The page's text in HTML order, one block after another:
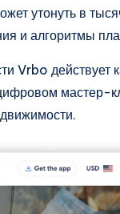
утонуть в
и алгоритмы
Vrbo действует